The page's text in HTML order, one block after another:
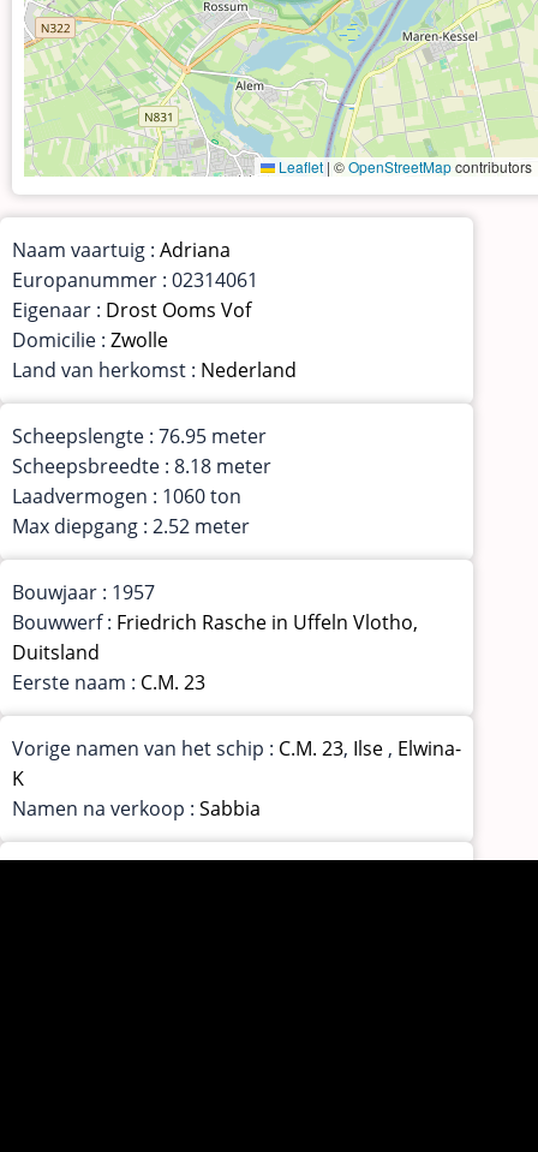
Leaflet | ©OpenStreetMapcontributors
Naam vaartuig : Adriana
Europanummer : 02314061
Eigenaar : Drost Ooms Vof
Domicilie : Zwolle
Land van herkomst : Nederland
Scheepslengte : 76.95 meter
Scheepsbreedte : 8.18 meter
Laadvermogen : 1060 ton
Max diepgang : 2.52 meter
Bouwjaar : 1957
Bouwwerf : Friedrich Rasche in Uffeln Vlotho,
Duitsland
Eerste naam : C.M. 23
Vorige namen van het schip : C.M. 23, Ilse , Elwina-
K
Namen na verkoop : Sabbia